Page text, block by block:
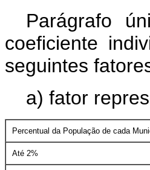
Parágrafo
coeficiente
seguintes
a) fator
Percentual da População de cada
Até 2%